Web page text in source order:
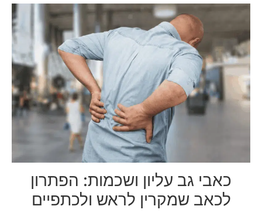
כאבי גב עליון ושכמות: הפתרון
לכאב שמקרין לראש ולכתפיים